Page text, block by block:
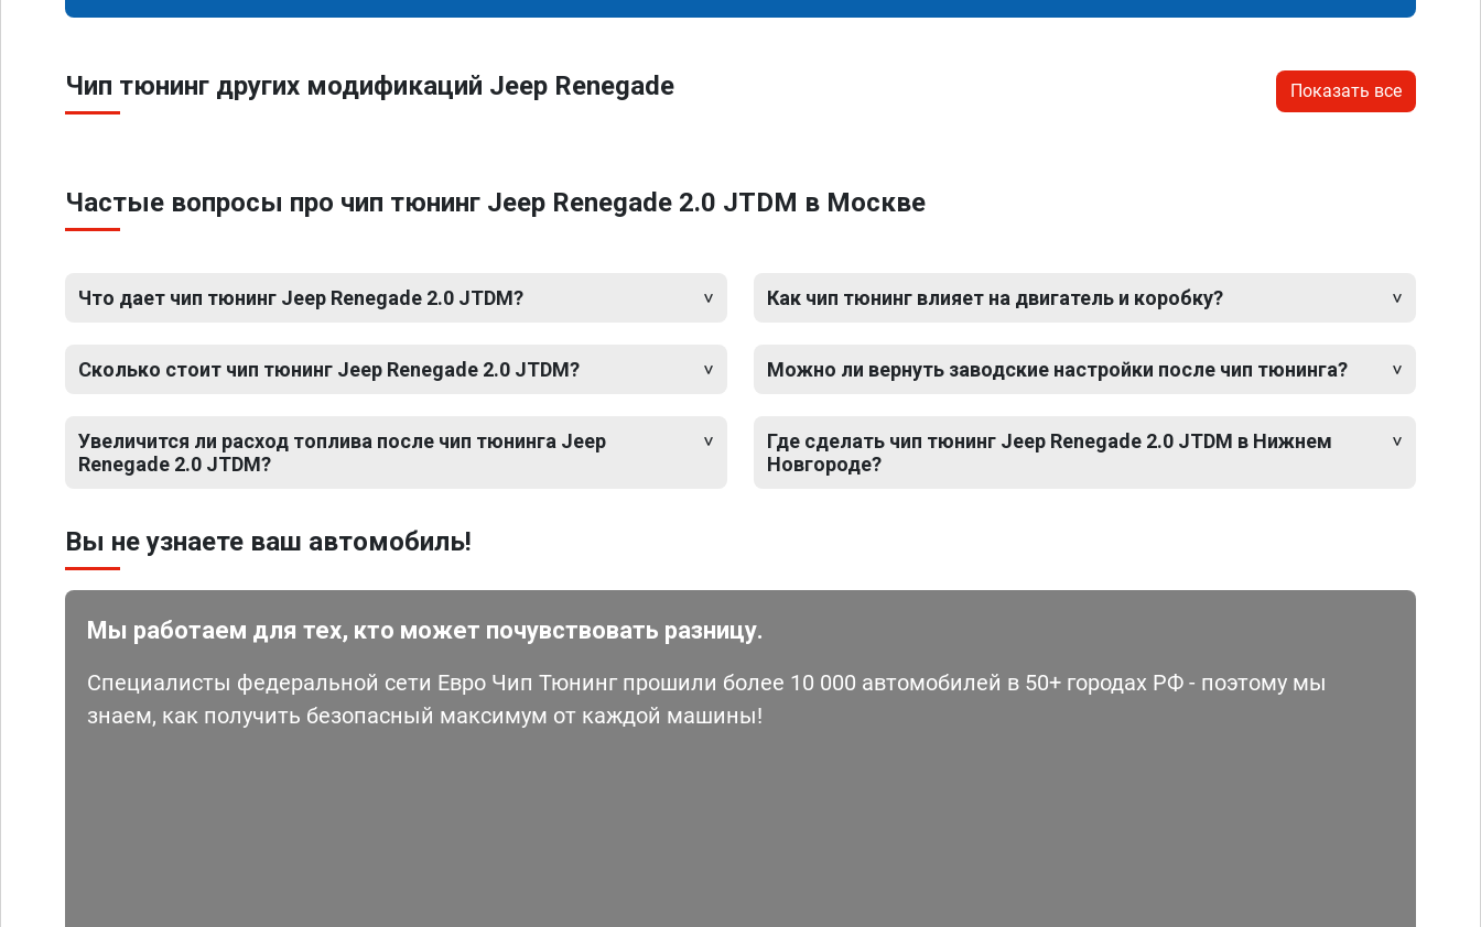
Чип тюнинг других модификаций Jeep Renegade Показать все
Частые вопросы про чип тюнинг Jeep Renegade 2.0 JTDM в Москве
Что дает чип тюнинг Jeep Renegade 2.0 JTDM?
Сколько стоит чип тюнинг Jeep Renegade 2.0 JTDM?
Увеличится ли расход топлива после чип тюнинга Jeep
Renegade 2.0 JTDM?
Как чип тюнинг влияет на двигатель и коробку?
Можно ли вернуть заводские настройки после чип тюнинга?
Где сделать чип тюнинг Jeep Renegade 2.0 JTDM в Нижнем
Новгороде?
Вы не узнаете ваш автомобиль!
Мы работаем для тех, кто может почувствовать разницу.
Специалисты федеральной сети Евро Чип Тюнинг прошили более 10 000 автомобилей в 50+ городах РФ - поэтому мы
знаем, как получить безопасный максимум от каждой машины!